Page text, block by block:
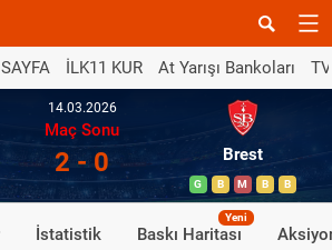
İLK11 KUR At Yarışı Bankoları
14.03.2026
Maç Sonu
2 - 0 Brest
G B M B B
İstatistik Baskı Haritası
Yeni